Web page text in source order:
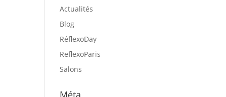
Actualités
Blog
RéflexoDay
ReflexoParis
Salons
Méta